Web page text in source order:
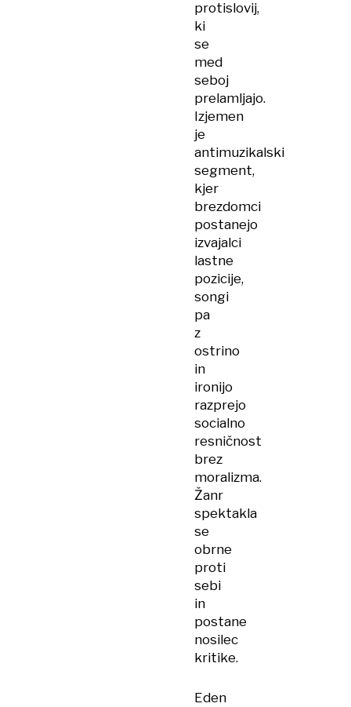
protislovij,
ki
se
med
seboj
prelamljajo.
Izjemen
je
antimuzikalski
segment,
kjer
brezdomci
postanejo
izvajalci
lastne
pozicije,
songi
pa
z
ostrino
in
ironijo
razprejo
socialno
resničnost
brez
moralizma.
Žanr
spektakla
se
obrne
proti
sebi
in
postane
nosilec
kritike.
Eden